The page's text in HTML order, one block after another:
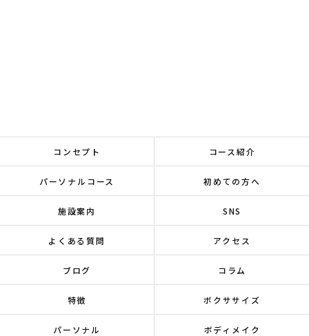
コンセプト コース紹介
パーソナルコース 初めての方へ
施設案内 SNS
よくある質問 アクセス
ブログ コラム
特徴 ボクササイズ
パーソナル ボディメイク